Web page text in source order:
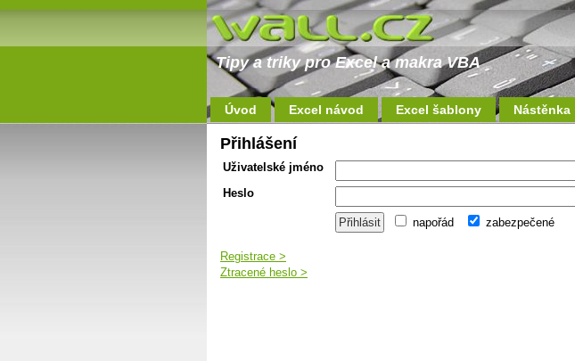
Tipy a triky pro Excel a makra VBA
Úvod Excel návod Excel šablony Nástěnka
Přihlášení
Uživatelské jméno
Heslo
napořád zabezpečené
Registrace >
Ztracené heslo >